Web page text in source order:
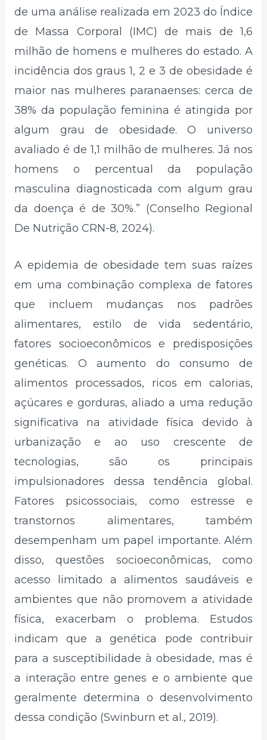
de uma análise realizada em 2023 do Índice
de Massa Corporal (IMC) de mais de 1,6
milhão de homens e mulheres do estado. A
incidência dos graus 1, 2 e 3 de obesidade é
maior nas mulheres paranaenses: cerca de
38% da população feminina é atingida por
algum grau de obesidade. O universo
avaliado é de 1,1 milhão de mulheres. Já nos
homens o percentual da população
masculina diagnosticada com algum grau
da doença é de 30%.” (Conselho Regional
De Nutrição CRN-8, 2024).
A epidemia de obesidade tem suas raízes
em uma combinação complexa de fatores
que incluem mudanças nos padrões
alimentares, estilo de vida sedentário,
fatores socioeconômicos e predisposições
genéticas. O aumento do consumo de
alimentos processados, ricos em calorias,
açúcares e gorduras, aliado a uma redução
significativa na atividade física devido à
urbanização e ao uso crescente de
tecnologias, são os principais
impulsionadores dessa tendência global.
Fatores psicossociais, como estresse e
transtornos alimentares, também
desempenham um papel importante. Além
disso, questões socioeconômicas, como
acesso limitado a alimentos saudáveis e
ambientes que não promovem a atividade
física, exacerbam o problema. Estudos
indicam que a genética pode contribuir
para a susceptibilidade à obesidade, mas é
a interação entre genes e o ambiente que
geralmente determina o desenvolvimento
dessa condição (Swinburn et al., 2019).